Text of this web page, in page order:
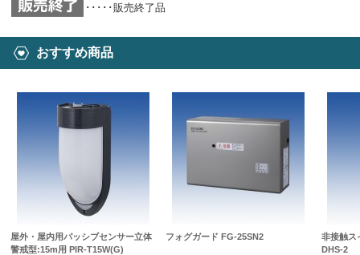
･････販売終了品
おすすめ商品
屋外・屋内用パッシブセンサー立体
警戒型:15m用 PIR-T15W(G)
フォグガード FG-25SN2
非接触
DHS-2